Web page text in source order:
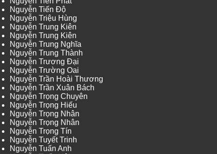
Nguyễn Tiến Độ
Nguyễn Triệu Hùng
Nguyễn Trung Kiên
Nguyễn Trung Kiên
Nguyễn Trung Nghĩa
Nguyễn Trung Thành
Nguyễn Trương Đại
Nguyễn Trường Oai
Nguyễn Trần Hoài Thương
Nguyễn Trần Xuân Bách
Nguyễn Trọng Chuyên
Nguyễn Trọng Hiếu
Nguyễn Trọng Nhân
Nguyễn Trọng Nhân
Nguyễn Trọng Tín
Nguyễn Tuyết Trinh
Nguyễn Tuấn Anh